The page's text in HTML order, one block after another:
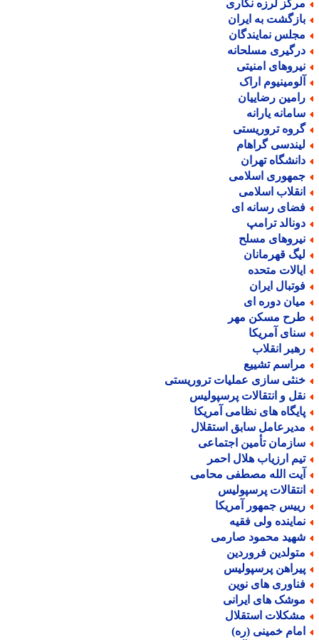
لرزه نگاری
به ایران
نمایندگان
مسلحانه
امنیتی
اراک
رضاییان
یارانه
تروریستی
گراهام
تهران
اسلامی
اسلامی
رسانه ای
ترامپ
مسلح
قهرمانان
متحده
ایران
دوره ای
مسکن مهر
آمریکا
انقلاب
تشییع
سازی عملیات تروریستی
و انتقالات پرسپولیس
های نظامی آمریکا
سابق استقلال
تأمین اجتماعی
ارزیاب هلال احمر
الله مصطفی محامی
پرسپولیس
جمهور آمریکا
ولی فقیه
محمود صارمی
فروردین
پرسپولیس
های نوین
های ایرانی
استقلال
خمینی (ره)